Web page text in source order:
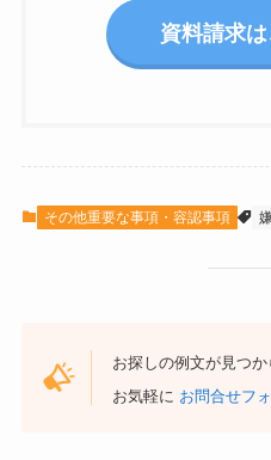
資料請求
その他重要な事項・容認事項
お探しの例文が見つ
お気軽に お問合せフ